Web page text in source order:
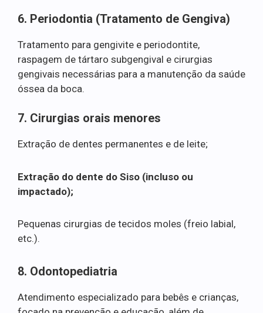
6. Periodontia (Tratamento de Gengiva)
Tratamento para gengivite e periodontite,
raspagem de tártaro subgengival e cirurgias
gengivais necessárias para a manutenção da saúde
óssea da boca.
7. Cirurgias orais menores
Extração de dentes permanentes e de leite;
Extração do dente do Siso (incluso ou
impactado);
Pequenas cirurgias de tecidos moles (freio labial,
etc.).
8. Odontopediatria
Atendimento especializado para bebês e crianças,